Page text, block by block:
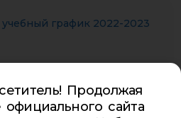
график 2022-2023
Продолжая
официального сайта